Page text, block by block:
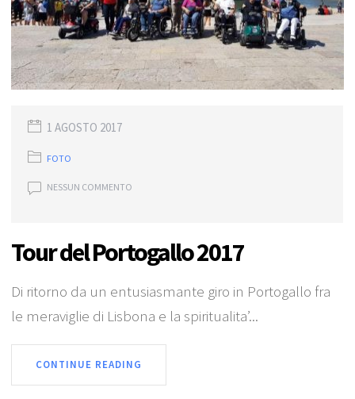
1 AGOSTO 2017
FOTO
NESSUN COMMENTO
Tour del Portogallo 2017
Di ritorno da un entusiasmante giro in Portogallo fra
le meraviglie di Lisbona e la spiritualita’...
CONTINUE READING